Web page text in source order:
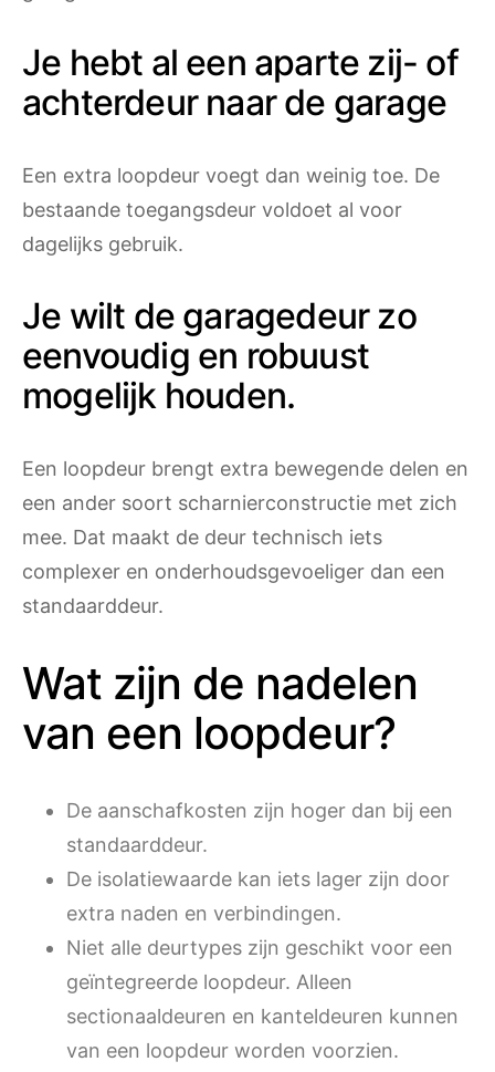
Je hebt al een aparte zij- of
achterdeur naar de garage
Een extra loopdeur voegt dan weinig toe. De
bestaande toegangsdeur voldoet al voor
dagelijks gebruik.
Je wilt de garagedeur zo
eenvoudig en robuust
mogelijk houden.
Een loopdeur brengt extra bewegende delen en
een ander soort scharnierconstructie met zich
mee. Dat maakt de deur technisch iets
complexer en onderhoudsgevoeliger dan een
standaarddeur.
Wat zijn de nadelen
van een loopdeur?
De aanschafkosten zijn hoger dan bij een
standaarddeur.
De isolatiewaarde kan iets lager zijn door
extra naden en verbindingen.
Niet alle deurtypes zijn geschikt voor een
geïntegreerde loopdeur. Alleen
sectionaaldeuren en kanteldeuren kunnen
van een loopdeur worden voorzien.